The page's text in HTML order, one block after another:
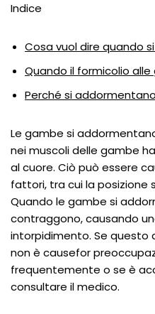
Indice
Cosa vuol dire quando
Quando il formicolio
Perché si
Le gambe si
nei muscoli delle gambe
al cuore. Ciò può essere
fattori, tra cui la posizione
Quando le gambe si
contraggono, causando
intorpidimento. Se
non è causefor
frequentemente o se è
consultare il medico.